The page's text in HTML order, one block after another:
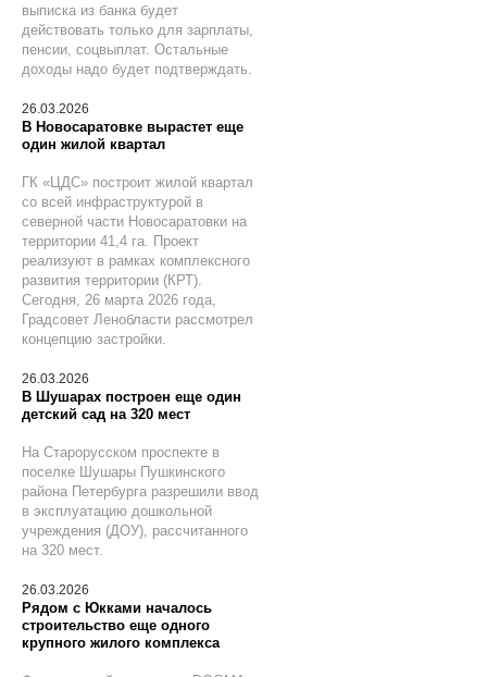
выписка из банка будет
действовать только для зарплаты,
пенсии, соцвыплат. Остальные
доходы надо будет подтверждать.
26.03.2026
В Новосаратовке вырастет еще
один жилой квартал
ГК «ЦДС» построит жилой квартал
со всей инфраструктурой в
северной части Новосаратовки на
территории 41,4 га. Проект
реализуют в рамках комплексного
развития территории (КРТ).
Сегодня, 26 марта 2026 года,
Градсовет Ленобласти рассмотрел
концепцию застройки.
26.03.2026
В Шушарах построен еще один
детский сад на 320 мест
На Старорусском проспекте в
поселке Шушары Пушкинского
района Петербурга разрешили ввод
в эксплуатацию дошкольной
учреждения (ДОУ), рассчитанного
на 320 мест.
26.03.2026
Рядом с Юкками началось
строительство еще одного
крупного жилого комплекса